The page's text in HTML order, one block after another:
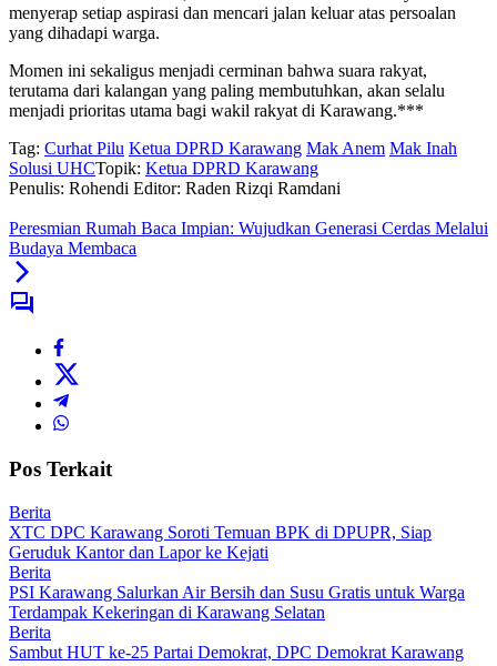
menyerap setiap aspirasi dan mencari jalan keluar atas persoalan
yang dihadapi warga.
Momen ini sekaligus menjadi cerminan bahwa suara rakyat,
terutama dari kalangan yang paling membutuhkan, akan selalu
menjadi prioritas utama bagi wakil rakyat di Karawang.***
Tag: Curhat Pilu Ketua DPRD Karawang Mak Anem Mak Inah
Solusi UHCTopik: Ketua DPRD Karawang
Penulis: Rohendi Editor: Raden Rizqi Ramdani
Peresmian Rumah Baca Impian: Wujudkan Generasi Cerdas Melalui
Budaya Membaca
Pos Terkait
Berita
XTC DPC Karawang Soroti Temuan BPK di DPUPR, Siap
Geruduk Kantor dan Lapor ke Kejati
Berita
PSI Karawang Salurkan Air Bersih dan Susu Gratis untuk Warga
Terdampak Kekeringan di Karawang Selatan
Berita
Sambut HUT ke-25 Partai Demokrat, DPC Demokrat Karawang